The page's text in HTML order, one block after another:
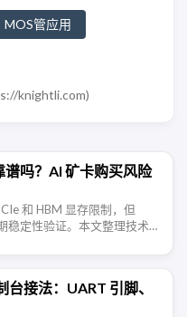
MOS管应用
knightli.com)
谱吗？AI 矿卡购买风险
和 HBM 显存限制，但
定性验证。本文整理技术边
接法：UART 引脚、